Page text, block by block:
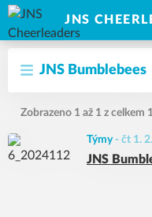
JNS
JNS Bumblebees
Zobrazeno 1 až 1 z celkem
Týmy- čt 1.
JNS